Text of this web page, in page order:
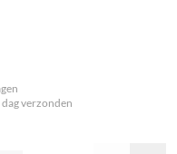
verzonden